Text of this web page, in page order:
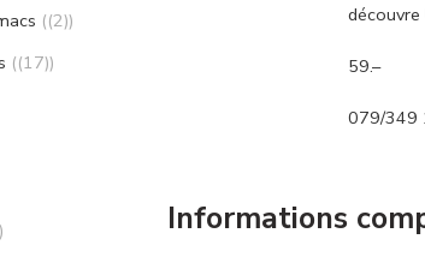
découvre
59.–
079/349
Informations
(2)
(17)